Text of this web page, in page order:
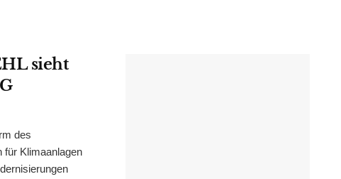
sieht
des
für Klimaanlagen